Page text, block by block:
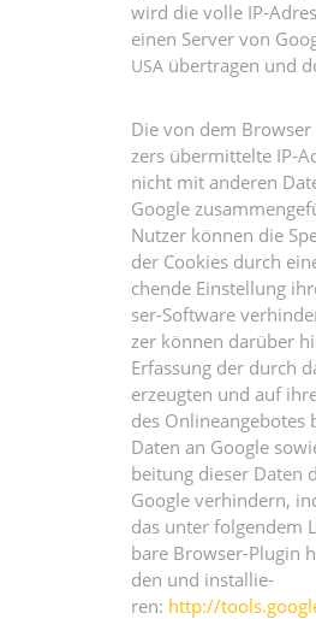
wird die vol­le IP-
einen Ser­ver von
USA über­tra­gen und
Die von dem
zers über­mit­tel­te IP-
nicht mit ande­ren
Goog­le
Nut­zer kön­nen die
der Coo­kies durch
chen­de Ein­stel­lung
ser-Soft­ware
zer kön­nen dar­über
Erfas­sung der durch
erzeug­ten und auf
des Online­an­ge­bo­tes
Daten an Goog­le
bei­tung die­ser Daten
Goog­le ver­hin­dern,
das unter fol­gen­dem
ba­re Brow­ser-Plug­in
den und instal­lie­
ren: http://